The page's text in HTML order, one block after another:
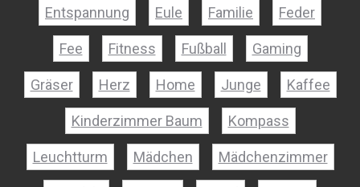
Entspannung Eule Familie Feder
Fee Fitness Fußball Gaming
Gräser Herz Home Junge Kaffee
Kinderzimmer Baum Kompass
Leuchtturm Mädchen Mädchenzimmer